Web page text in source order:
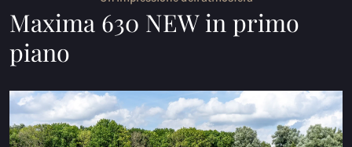
Barche elettriche
Maxima 490 XL Elettrico
Maxima 550 Elettrico
Maxima 600 Elettrico
Maxima 630 NEW in primo
piano